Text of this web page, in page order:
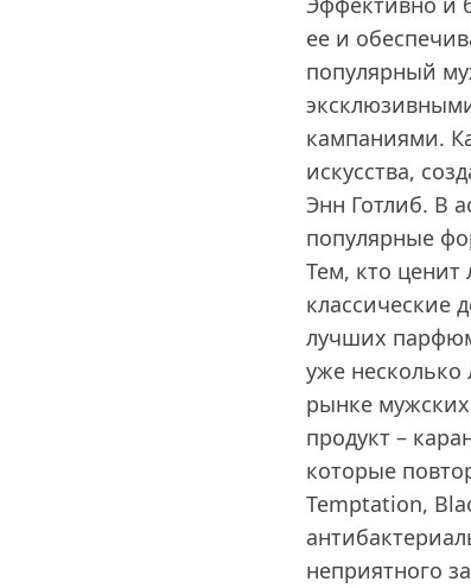
ее и
популярный
кампаниями.
искусства,
Энн Готлиб. В
популярные
Тем, кто ценит
классические
лучших
уже несколько
рынке мужских
продукт –
которые
Temptation,
неприятного